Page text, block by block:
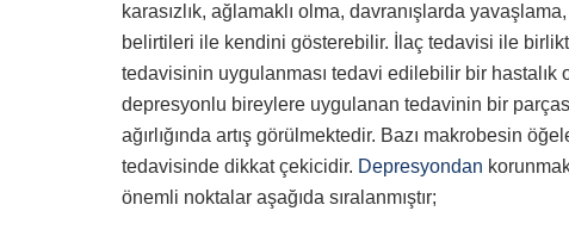
karasızlık, ağlamaklı olma, davranışlarda
belirtileri ile kendini gösterebilir. İlaç tedavisi ile
tedavisinin uygulanması tedavi edilebilir bir hastalık
depresyonlu bireylere uygulanan tedavinin bir
ağırlığında artış görülmektedir. Bazı makrobesin
tedavisinde dikkat çekicidir. Depresyondan
önemli noktalar aşağıda sıralanmıştır;